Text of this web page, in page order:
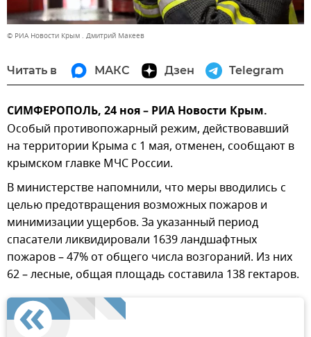
© РИА Новости Крым . Дмитрий Макеев
Читать в МАКС Дзен Telegram
СИМФЕРОПОЛЬ, 24 ноя – РИА Новости Крым.
Особый противопожарный режим, действовавший
на территории Крыма с 1 мая, отменен, сообщают в
крымском главке МЧС России.
В министерстве напомнили, что меры вводились с
целью предотвращения возможных пожаров и
минимизации ущербов. За указанный период
спасатели ликвидировали 1639 ландшафтных
пожаров – 47% от общего числа возгораний. Из них
62 – лесные, общая площадь составила 138 гектаров.